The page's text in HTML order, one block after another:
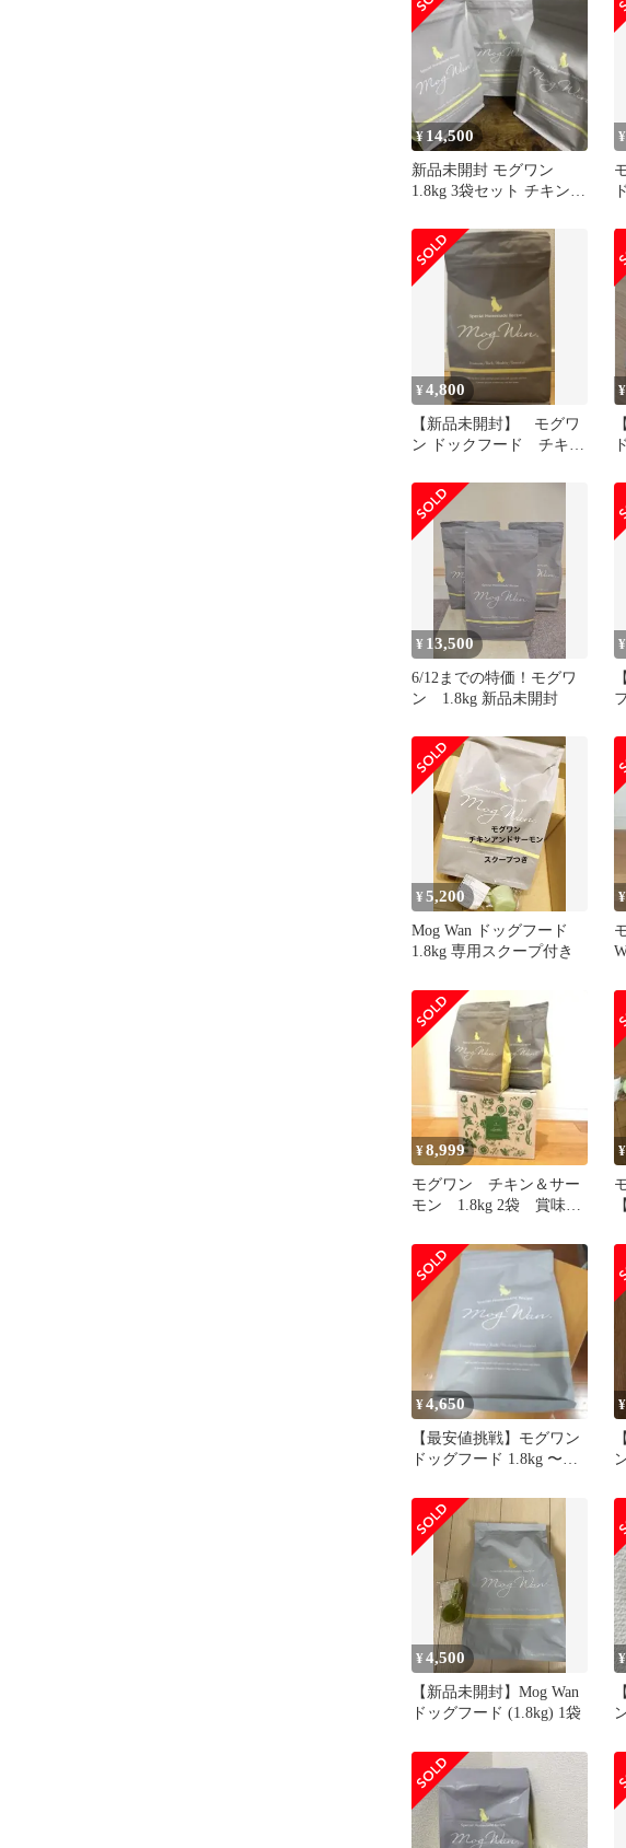
¥ 14,500
新品未開封 モグワン
1.8kg 3袋セット チキン＆
¥
¥4,800
【新品未開封】 モグワ
ン ドックフード チキン
¥
¥ 13,500
6/12までの特価！モグワ
ン 1.8kg 新品未開封
¥
¥5,200
Mog Wan ドッグフード
1.8kg 専用スクープ付き
¥
¥8,999
モグワン チキン＆サー
モン 1.8kg 2袋 賞味期
¥
¥4,650
【最安値挑戦】モグワン
ドッグフード 1.8kg 〜チ
¥
¥4,500
【新品未開封】Mog Wan
ドッグフード (1.8kg) 1袋
¥